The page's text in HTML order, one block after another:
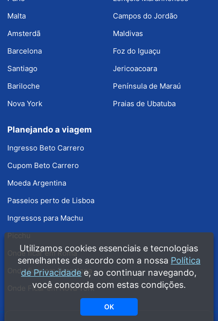
Malta
Amsterdã
Barcelona
Santiago
Bariloche
Nova York
Campos do Jordão
Maldivas
Foz do Iguaçu
Jericoacoara
Península de Maraú
Praias de Ubatuba
Planejando a viagem
Ingresso Beto Carrero
Cupom Beto Carrero
Moeda Argentina
Passeios perto de Lisboa
Ingressos para Machu
Onde ficar em Roma
Onde ficar em Barcelona
Onde Ficar em Nova York
Utilizamos cookies essenciais e tecnologias
semelhantes de acordo com a nossa Política
de Privacidade e, ao continuar navegando,
você concorda com estas condições.
OK